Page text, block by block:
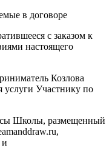
в договоре
с заказом к
настоящего
Козлова
услуги Участнику по
Школы, размещенный
и